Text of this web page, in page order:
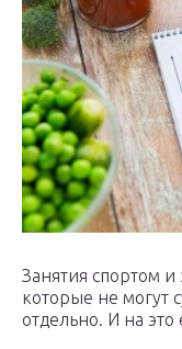
Занятия спортом и
которые не могут
отдельно. И на